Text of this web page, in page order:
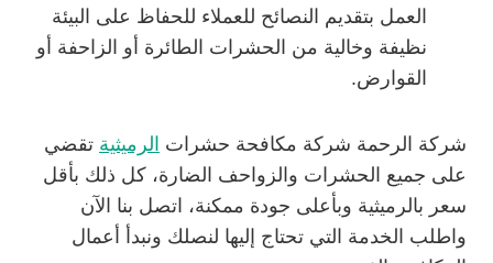
العمل بتقديم النصائح للعملاء للحفاظ على البيئة
نظيفة وخالية من الحشرات الطائرة أو الزاحفة أو
القوارض.
شركة الرحمة شركة مكافحة حشرات الرميثية تقضي
على جميع الحشرات والزواحف الضارة، كل ذلك بأقل
سعر بالرميثية وبأعلى جودة ممكنة، اتصل بنا الآن
واطلب الخدمة التي تحتاج إليها لنصلك ونبدأ أعمال